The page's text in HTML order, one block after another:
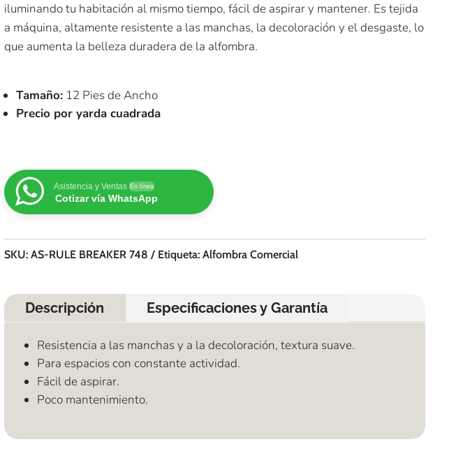
iluminando tu habitación al mismo tiempo, fácil de aspirar y mantener. Es tejida
a máquina, altamente resistente a las manchas, la decoloración y el desgaste, lo
que aumenta la belleza duradera de la alfombra.
Tamaño: 12 Pies de Ancho
Precio por yarda cuadrada
Asistencia y Ventas En línea
Cotizar vía WhatsApp
SKU:AS-RULE BREAKER 748 Etiqueta:Alfombra Comercial
Descripción Especificaciones y Garantía
Resistencia a las manchas y a la decoloración, textura suave.
Para espacios con constante actividad.
Fácil de aspirar.
Poco mantenimiento.